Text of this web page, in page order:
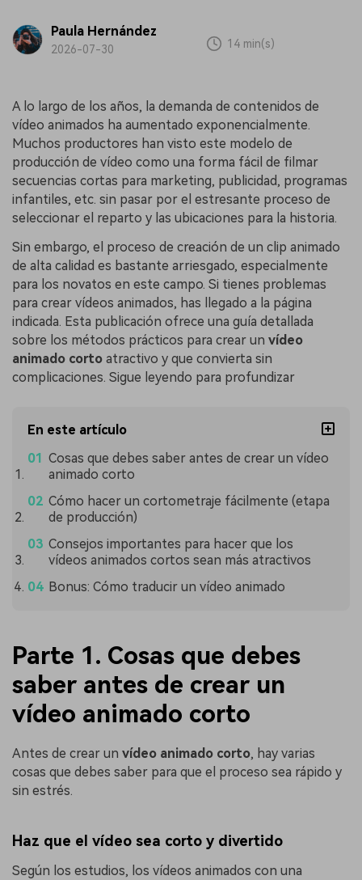
Paula Hernández
2026-07-30 14 min(s)
A lo largo de los años, la demanda de contenidos de
vídeo animados ha aumentado exponencialmente.
Muchos productores han visto este modelo de
producción de vídeo como una forma fácil de filmar
secuencias cortas para marketing, publicidad, programas
infantiles, etc. sin pasar por el estresante proceso de
seleccionar el reparto y las ubicaciones para la historia.
Sin embargo, el proceso de creación de un clip animado
de alta calidad es bastante arriesgado, especialmente
para los novatos en este campo. Si tienes problemas
para crear vídeos animados, has llegado a la página
indicada. Esta publicación ofrece una guía detallada
sobre los métodos prácticos para crear un vídeo
animado corto atractivo y que convierta sin
complicaciones. Sigue leyendo para profundizar
En este artículo
Cosas que debes saber antes de crear un vídeo
animado corto
Cómo hacer un cortometraje fácilmente (etapa
de producción)
Consejos importantes para hacer que los
vídeos animados cortos sean más atractivos
Bonus: Cómo traducir un vídeo animado
Parte 1. Cosas que debes
saber antes de crear un
vídeo animado corto
Antes de crear un vídeo animado corto, hay varias
cosas que debes saber para que el proceso sea rápido y
sin estrés.
Haz que el vídeo sea corto y divertido
Según los estudios, los vídeos animados con una